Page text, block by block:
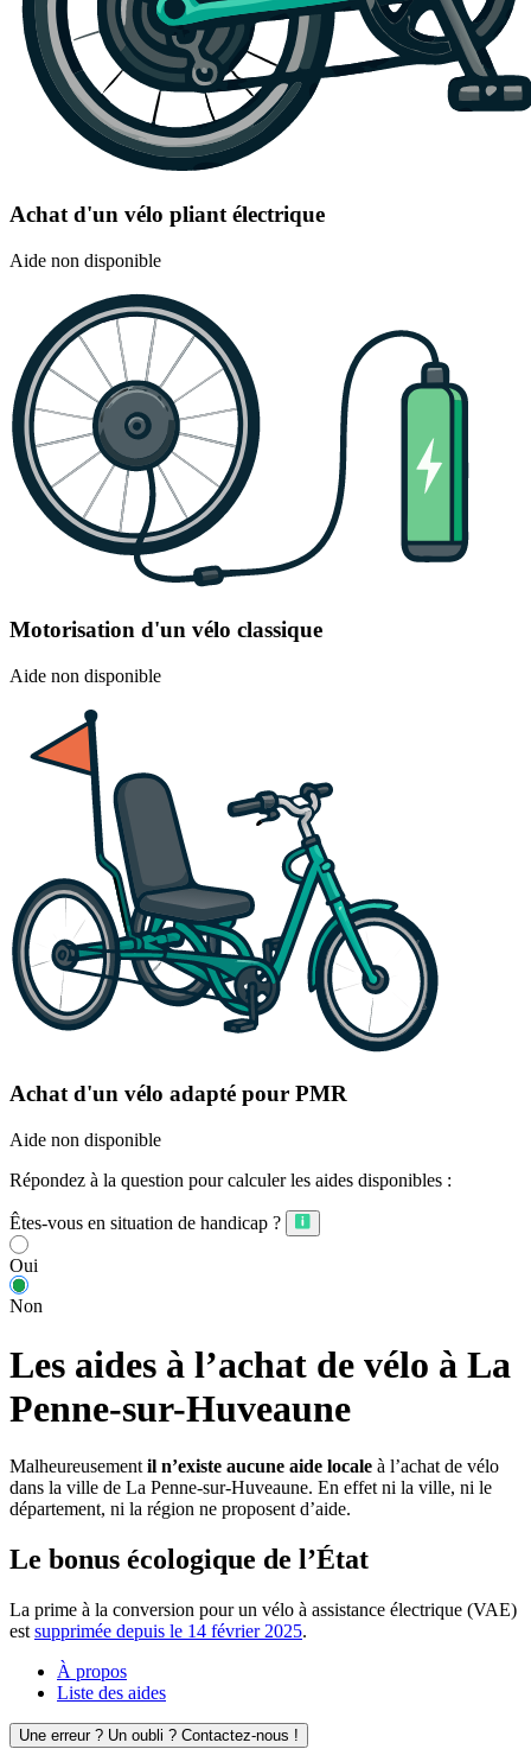
Achat d'un vélo pliant électrique
Aide non disponible
Motorisation d'un vélo classique
Aide non disponible
Achat d'un vélo adapté pour PMR
Aide non disponible
Répondez à la question pour calculer les aides disponibles :
Êtes-vous en situation de handicap ?
Oui
Non
Les aides à l’achat de vélo à La
Penne-sur-Huveaune
Malheureusement il n’existe aucune aide locale à l’achat de vélo
dans la ville de La Penne-sur-Huveaune. En effet ni la ville, ni le
département, ni la région ne proposent d’aide.
Le bonus écologique de l’État
La prime à la conversion pour un vélo à assistance électrique (VAE)
est supprimée depuis le 14 février 2025.
À propos
Liste des aides
Une erreur ? Un oubli ? Contactez-nous !